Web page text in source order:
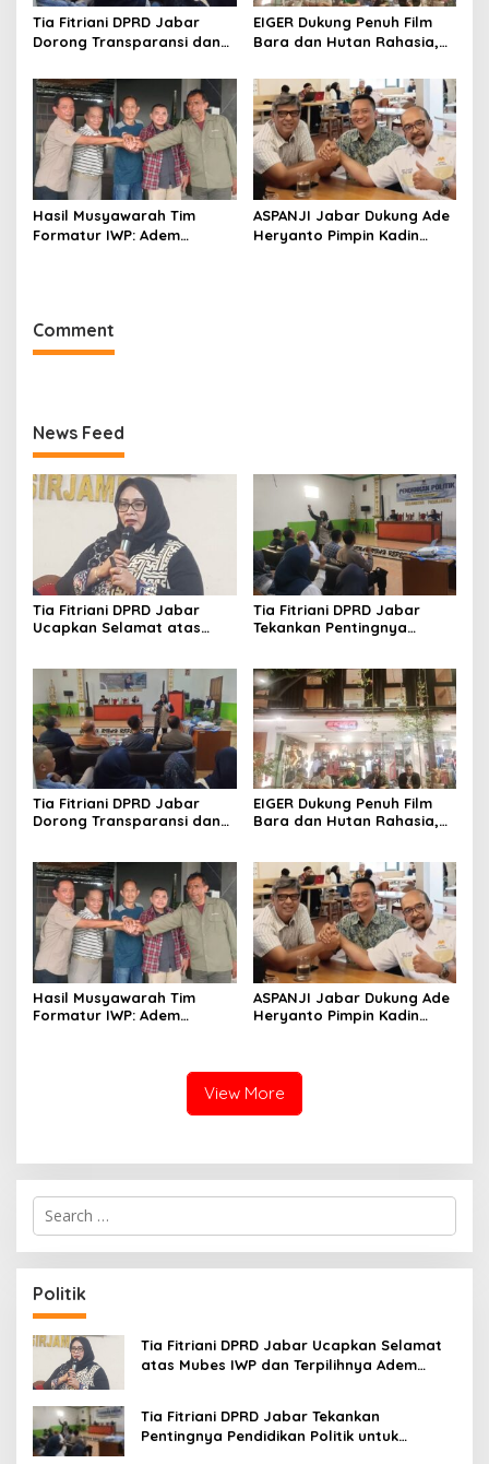
Tia Fitriani DPRD Jabar
Dorong Transparansi dan
Pemprov Jabar hingga
Tingkat Desa
EIGER Dukung Penuh Film
Bara dan Hutan Rahasia,
Pelajar Menonton
Hasil Musyawarah Tim
Formatur IWP: Adem
ASPANJI Jabar Dukung Ade
Heryanto Pimpin Kadin
Comment
News Feed
Tia Fitriani DPRD Jabar
Ucapkan Selamat atas
Ketua IWP Jabar
Tia Fitriani DPRD Jabar
Tekankan Pentingnya
Kabupaten Bandung
Tia Fitriani DPRD Jabar
Dorong Transparansi dan
Tingkat Desa
EIGER Dukung Penuh Film
Bara dan Hutan Rahasia,
Hasil Musyawarah Tim
Formatur IWP: Adem
ASPANJI Jabar Dukung Ade
Heryanto Pimpin Kadin
View More
S
r
c
h
f
o
:
Politik
Tia Fitriani DPRD Jabar Ucapkan Selamat
atas Mubes IWP dan Terpilihnya Adem
Tia Fitriani DPRD Jabar Tekankan
Pentingnya Pendidikan Politik untuk